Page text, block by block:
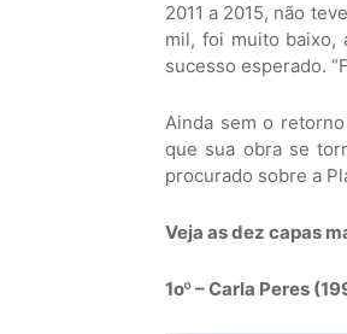
2011 a 2015, não
mil, foi muito baixo,
sucesso esperado.
Ainda sem o
que sua obra se
procurado sobre a
Veja as dez capas
1oº – Carla Peres